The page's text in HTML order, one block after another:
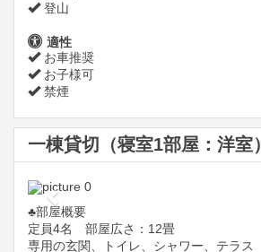
登山
適性
お車推奨
お子様可
禁煙
一棟貸切（寝室1部屋：洋室）
Previous
♣️部屋概要
定員4名 部屋広さ：12畳
専用の玄関、トイレ、シャワー、テラス